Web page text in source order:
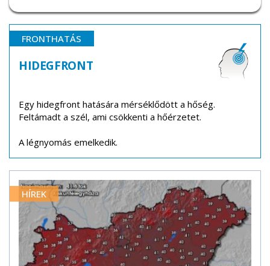
FRONTHATÁS
HIDEGFRONT
Egy hidegfront hatására mérséklődött a hőség.
Feltámadt a szél, ami csökkenti a hőérzetet.
A légnyomás emelkedik.
HÍREK